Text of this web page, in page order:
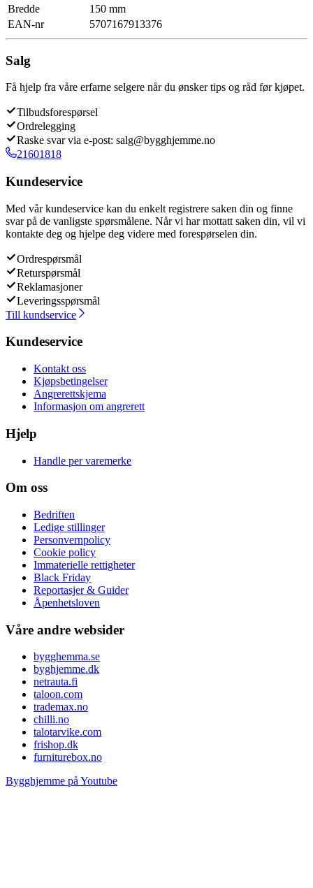
Bredde
150 mm
EAN-nr
5707167913376
Salg
Få hjelp fra våre erfarne selgere når du ønsker tips og råd før kjøpet.
Tilbudsforespørsel
Ordrelegging
Raske svar via e-post: salg@bygghjemme.no
21601818
Kundeservice
Med vår kundeservice kan du enkelt registrere saken din og finne
svar på de vanligste spørsmålene. Når vi har mottatt saken din, vil vi
kontakte deg og hjelpe deg videre med forespørselen din.
Ordrespørsmål
Returspørsmål
Reklamasjoner
Leveringsspørsmål
Till kundservice
Kundeservice
Kontakt oss
Kjøpsbetingelser
Angrerettskjema
Informasjon om angrerett
Hjelp
Handle per varemerke
Om oss
Bedriften
Ledige stillinger
Personvernpolicy
Cookie policy
Immaterielle rettigheter
Black Friday
Reportasjer & Guider
Åpenhetsloven
Våre andre websider
bygghemma.se
byghjemme.dk
netrauta.fi
taloon.com
trademax.no
chilli.no
talotarvike.com
frishop.dk
furniturebox.no
Bygghjemme på Youtube